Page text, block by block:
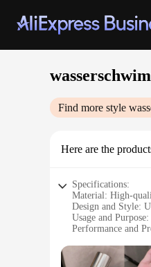
Find more style
Here are the
Specifications:
Material: High-
Design and Style:
Usage and
Performance and
Quantity: Available